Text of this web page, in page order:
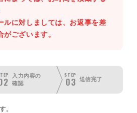
ルに対しましては、お返事を差
がございます。
入力内容の
確認
STEP
03 送信完了
。